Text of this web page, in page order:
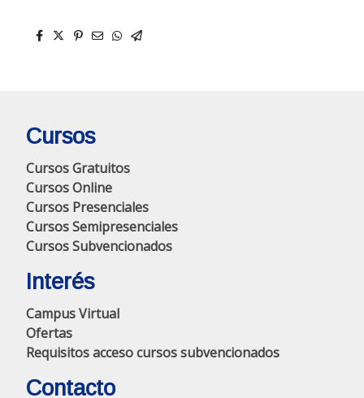
Cursos
Cursos Gratuitos
Cursos Online
Cursos Presenciales
Cursos Semipresenciales
Cursos Subvencionados
Interés
Campus Virtual
Ofertas
Requisitos acceso cursos subvencionados
Contacto